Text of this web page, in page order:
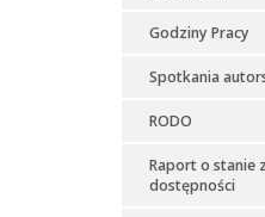
Godziny Pracy
Spotkania
RODO
Raport o stanie
dostępności